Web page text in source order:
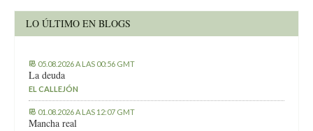
LO ÚLTIMO EN BLOGS
05.08.2026 A LAS 00:56 GMT
La deuda
EL CALLEJÓN
01.08.2026 A LAS 12:07 GMT
Mancha real